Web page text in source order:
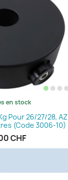
rapide
en stock
Pour 26/27/28, AZ
(code 3006-10)
CHF